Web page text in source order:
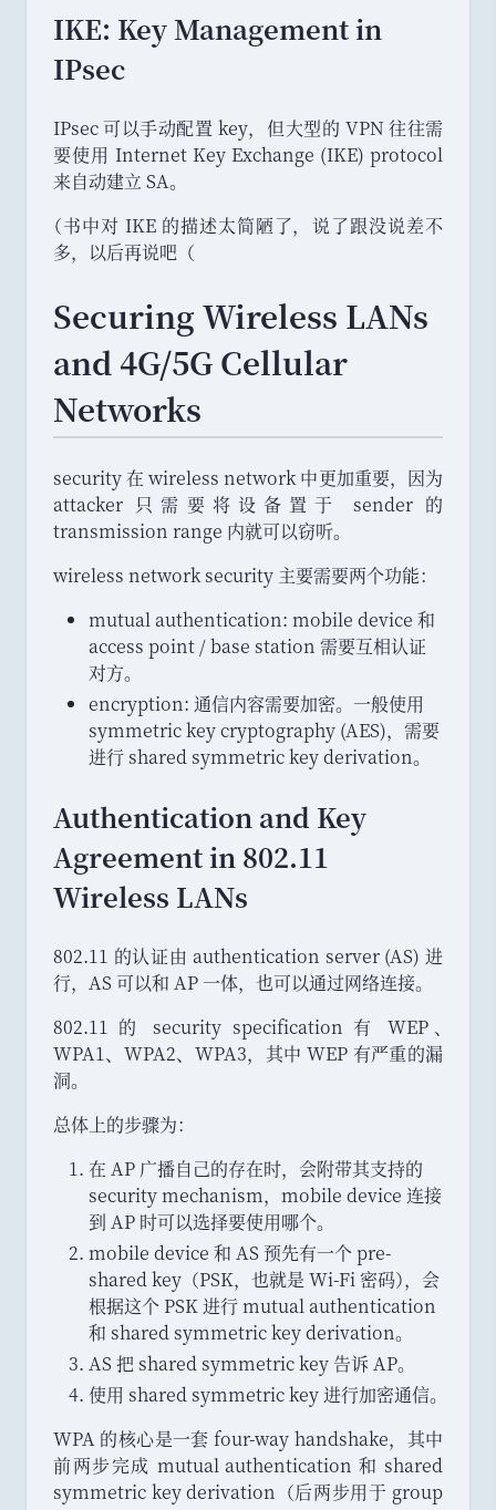
IKE: Key Management in
IPsec
IPsec 可以手动配置 key， 但大型的 VPN 往往需
要使用 Internet Key Exchange (IKE) protocol
来自动建立 SA。
（书中对 IKE 的描述太简陋了，
说了跟没说差不
多， 以后再说吧 （
Securing Wireless LANs
and 4G/5G Cellular
Networks
security 在 wireless network 中更加重要， 因为
attacker 只需要将设备置于 sender 的
transmission range 内就可以窃听。
wireless network security 主要需要两个功能：
mutual authentication: mobile device 和
access point / base station 需要互相认证
对方。
encryption: 通信内容需要加密。 一般使用
symmetric key cryptography (AES)， 需要
进行 shared symmetric key derivation。
Authentication and Key
Agreement in 802.11
Wireless LANs
802.11 的认证由 authentication server (AS) 进
行， AS 可以和 AP 一体， 也可以通过网络连接。
802.11 的 security specification 有 WEP、
WPA1、 WPA2、 WPA3， 其中 WEP 有严重的漏
洞。
总体上的步骤为：
在 AP 广播自己的存在时， 会附带其支持的
security mechanism， mobile device 连接
到 AP 时可以选择要使用哪个。
mobile device 和 AS 预先有一个 pre-
shared key （PSK， 也就是 Wi-Fi 密码）， 会
根据这个 PSK 进行 mutual authentication
和 shared symmetric key derivation。
AS 把 shared symmetric key 告诉 AP。
使用 shared symmetric key 进行加密通信。
WPA 的核心是一套 four-way handshake， 其中
前两步完成 mutual authentication 和 shared
symmetric key derivation （后两步用于 group